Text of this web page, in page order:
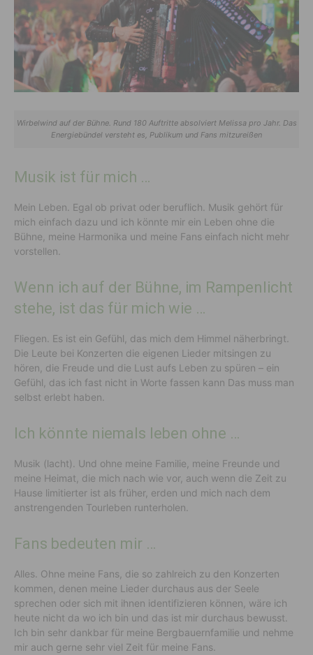
Wirbelwind auf der Bühne. Rund 180 Auftritte absolviert Melissa pro Jahr. Das
Energiebündel versteht es, Publikum und Fans mitzureißen
Musik ist für mich …
Mein Leben. Egal ob privat oder beruflich. Musik gehört für
mich einfach dazu und ich könnte mir ein Leben ohne die
Bühne, meine Harmonika und meine Fans einfach nicht mehr
vorstellen.
Wenn ich auf der Bühne, im Rampenlicht
stehe, ist das für mich wie …
Fliegen. Es ist ein Gefühl, das mich dem Himmel näherbringt.
Die Leute bei Konzerten die eigenen Lieder mitsingen zu
hören, die Freude und die Lust aufs Leben zu spüren – ein
Gefühl, das ich fast nicht in Worte fassen kann Das muss man
selbst erlebt haben.
Ich könnte niemals leben ohne …
Musik (lacht). Und ohne meine Familie, meine Freunde und
meine Heimat, die mich nach wie vor, auch wenn die Zeit zu
Hause limitierter ist als früher, erden und mich nach dem
anstrengenden Tourleben runterholen.
Fans bedeuten mir …
Alles. Ohne meine Fans, die so zahlreich zu den Konzerten
kommen, denen meine Lieder durchaus aus der Seele
sprechen oder sich mit ihnen identifizieren können, wäre ich
heute nicht da wo ich bin und das ist mir durchaus bewusst.
Ich bin sehr dankbar für meine Bergbauernfamilie und nehme
mir auch gerne sehr viel Zeit für meine Fans.